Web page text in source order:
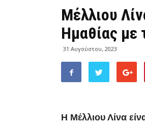
Μέλλιου
Ημαθίας με
31 Αυγούστου, 2023
Η Μέλλιου Λίνα